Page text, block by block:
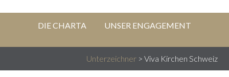
DIE CHARTA UNSER ENGAGEMENT
Unterzeichner > Viva Kirchen Schweiz